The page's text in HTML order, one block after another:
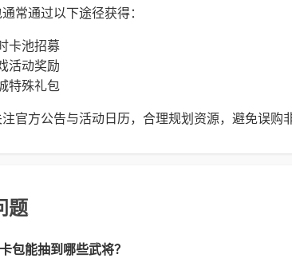
常通过以下途径获得：
卡池招募
活动奖励
特殊礼包
注官方公告与活动日历，合理规划资源，避免误购
题
包能抽到哪些武将？